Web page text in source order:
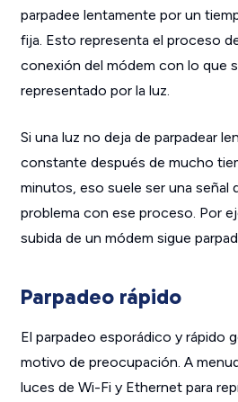
parpadee lentamente por un
fija. Esto representa el proceso
conexión del módem con lo que
representado por la luz.
Si una luz no deja de parpadear
constante después de mucho
minutos, eso suele ser una señal
problema con ese proceso. Por
subida de un módem sigue
Parpadeo rápido
El parpadeo esporádico y rápido
motivo de preocupación. A
luces de Wi-Fi y Ethernet para